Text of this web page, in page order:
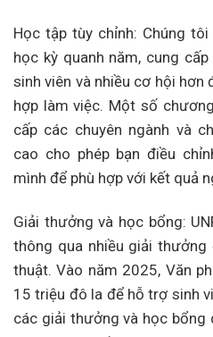
Học tập tùy chỉnh: Chúng
học kỳ quanh năm, cung
sinh viên và nhiều cơ hội hơn
hợp làm việc. Một số
cấp các chuyên ngành và
cao cho phép bạn điều
mình để phù hợp với kết quả
Giải thưởng và học bổng:
thông qua nhiều giải
thuật. Vào năm 2025, Văn
15 triệu đô la để hỗ trợ sinh
các giải thưởng và học bổng